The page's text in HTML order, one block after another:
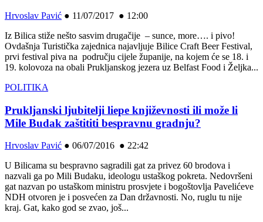
Hrvoslav Pavić ● 11/07/2017 ● 12:00
Iz Bilica stiže nešto sasvim drugačije – sunce, more…. i pivo!
Ovdašnja Turistička zajednica najavljuje Bilice Craft Beer Festival,
prvi festival piva na području cijele županije, na kojem će se 18. i
19. kolovoza na obali Prukljanskog jezera uz Belfast Food i Željka...
POLITIKA
Prukljanski ljubitelji liepe književnosti ili može li
Mile Budak zaštititi bespravnu gradnju?
Hrvoslav Pavić ● 06/07/2016 ● 22:42
U Bilicama su bespravno sagradili gat za privez 60 brodova i
nazvali ga po Mili Budaku, ideologu ustaškog pokreta. Nedovršeni
gat nazvan po ustaškom ministru prosvjete i bogoštovlja Pavelićeve
NDH otvoren je i posvećen za Dan državnosti. No, ruglu tu nije
kraj. Gat, kako god se zvao, još...